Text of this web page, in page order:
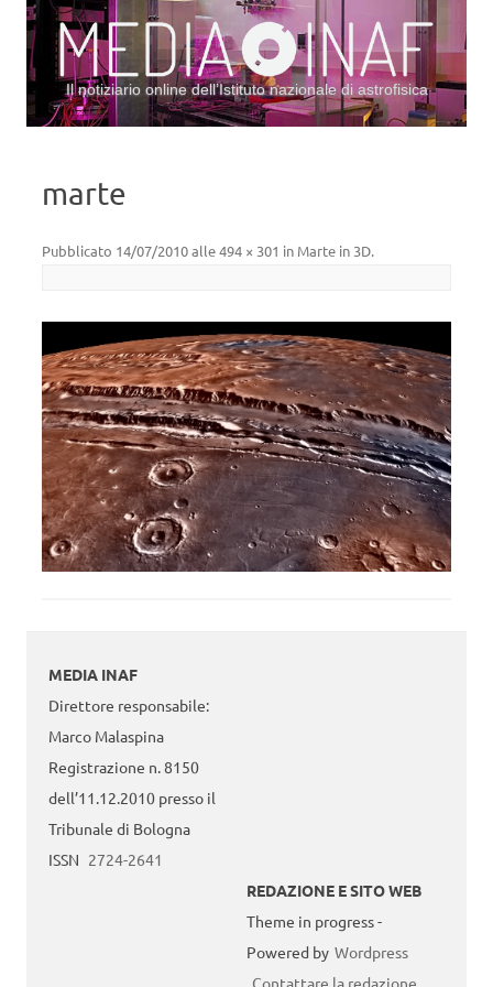
Il notiziario online dell’Istituto nazionale di astrofisica
marte
Pubblicato 14/07/2010alle494 × 301 in Marte in 3D.
MEDIA INAF
Direttore responsabile:
Marco Malaspina
Registrazione n. 8150
dell’11.12.2010 presso il
Tribunale di Bologna
ISSN 2724-2641
REDAZIONE E SITO WEB
Theme in progress -
Powered by Wordpress
Contattare la redazione